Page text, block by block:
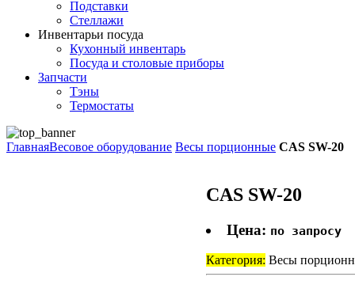
Подставки
Стеллажи
Инвентарьи посуда
Кухонный инвентарь
Посуда и столовые приборы
Запчасти
Тэны
Термостаты
ГлавнаяВесовое оборудование Весы порционные CAS SW-20
CAS SW-20
Цена: по запросу
Категория: Весы